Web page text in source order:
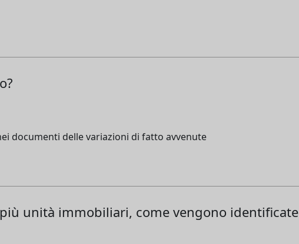
documenti delle variazioni di fatto avvenute
unità immobiliari, come vengono identificate